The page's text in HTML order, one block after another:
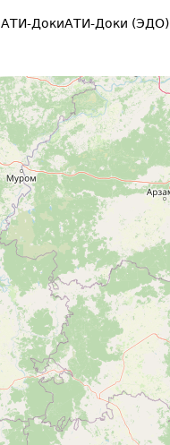
АТИ-ДокиАТИ-Доки (ЭДО)